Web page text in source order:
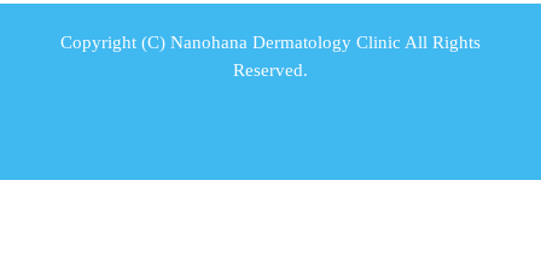
Copyright (C) Nanohana Dermatology Clinic All Rights
Reserved.